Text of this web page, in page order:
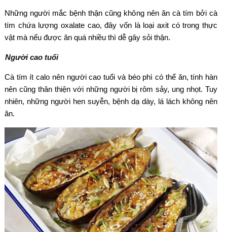
Những người mắc bệnh thận cũng không nên ăn cà tím bởi cà
tím chứa lượng oxalate cao, đây vốn là loại axit có trong thực
vật mà nếu được ăn quá nhiều thì dễ gây sỏi thận.
Người cao tuổi
Cà tím ít calo nên người cao tuổi và béo phì có thể ăn, tính hàn
nên cũng thân thiện với những người bị rôm sảy, ung nhọt. Tuy
nhiên, những người hen suyễn, bệnh dạ dày, lá lách không nên
ăn.